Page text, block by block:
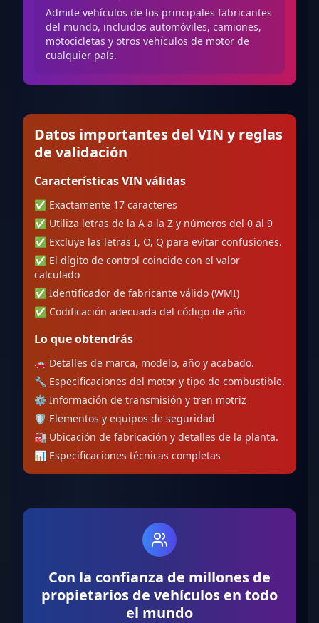
Admite vehículos de los principales fabricantes
del mundo, incluidos automóviles, camiones,
motocicletas y otros vehículos de motor de
cualquier país.
Datos importantes del VIN y reglas
de validación
Características VIN válidas
✅ Exactamente 17 caracteres
✅ Utiliza letras de la A a la Z y números del 0 al 9
✅ Excluye las letras I, O, Q para evitar confusiones.
✅ El dígito de control coincide con el valor
calculado
✅ Identificador de fabricante válido (WMI)
✅ Codificación adecuada del código de año
Lo que obtendrás
🚗 Detalles de marca, modelo, año y acabado.
🔧 Especificaciones del motor y tipo de combustible.
⚙️ Información de transmisión y tren motriz
🛡️ Elementos y equipos de seguridad
🏭 Ubicación de fabricación y detalles de la planta.
📊 Especificaciones técnicas completas
Con la confianza de millones de
propietarios de vehículos en todo
el mundo